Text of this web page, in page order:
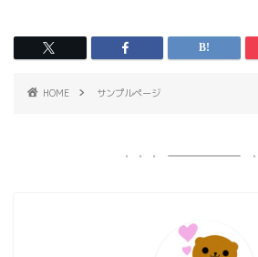
HOME サンプルページ